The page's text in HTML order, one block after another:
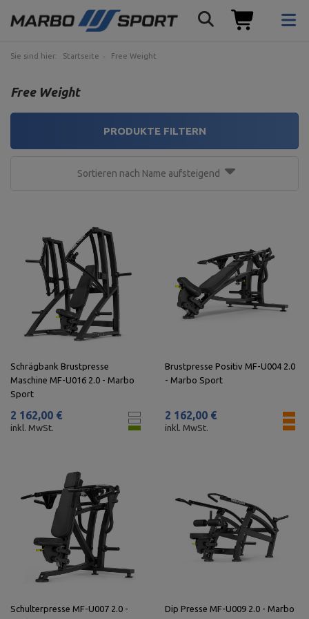
Sie sind hier: Startseite Free Weight
Free Weight
Sortieren nach Name aufsteigend
PRODUKTE FILTERN
Schrägbank Brustpresse
Maschine MF-U016 2.0 - Marbo
Sport
2 162,00 €
inkl. MwSt.
Brustpresse Positiv MF-U004 2.0
- Marbo Sport
2 162,00 €
inkl. MwSt.
Schulterpresse MF-U007 2.0 -
Dip Presse MF-U009 2.0 - Marbo